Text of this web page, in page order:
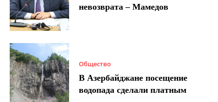
невозврата – Мамедов
Общество
В Азербайджане посещение
водопада сделали платным